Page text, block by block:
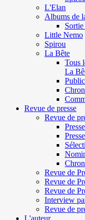
L'Elan
Albums de
Little Nemo
Spirou
La Bête
Tous
La
Revue de presse
Revue de
Revue de
Revue de
Revue de
Interview
Revue de
L'auteur